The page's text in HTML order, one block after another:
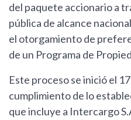
del paquete accionario a
pública de alcance
el otorgamiento de
de un Programa de
Este proceso se inició el
cumplimiento de lo
que incluye a Intercargo